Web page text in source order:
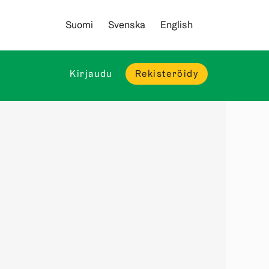
Suomi Svenska English
Rekisteröidy
Kirjaudu